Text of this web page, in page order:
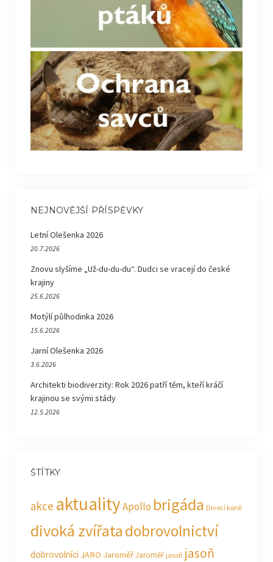
NEJNOVĚJŠÍ PŘÍSPĚVKY
Letní Olešenka 2026
20.7.2026
Znovu slyšíme „Už-du-du-du“. Dudci se vracejí do české
krajiny
25.6.2026
Motýlí půlhodinka 2026
15.6.2026
Jarní Olešenka 2026
3.6.2026
Architekti biodiverzity: Rok 2026 patří těm, kteří kráčí
krajinou se svými stády
12.5.2026
ŠTÍTKY
akce aktualityApollo brigáda Divocí koně
divoká zvířatadobrovolnictví
dobrovolníci JARO JaroměřJaroměř jasoň jasoň